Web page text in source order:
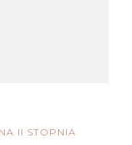
II STOPNIA